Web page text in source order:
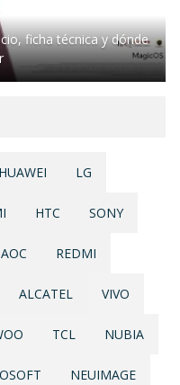
ficha técnica y dónde
HUAWEI LG
HTC SONY
AOC REDMI
ALCATEL VIVO
TCL NUBIA
NEUIMAGE